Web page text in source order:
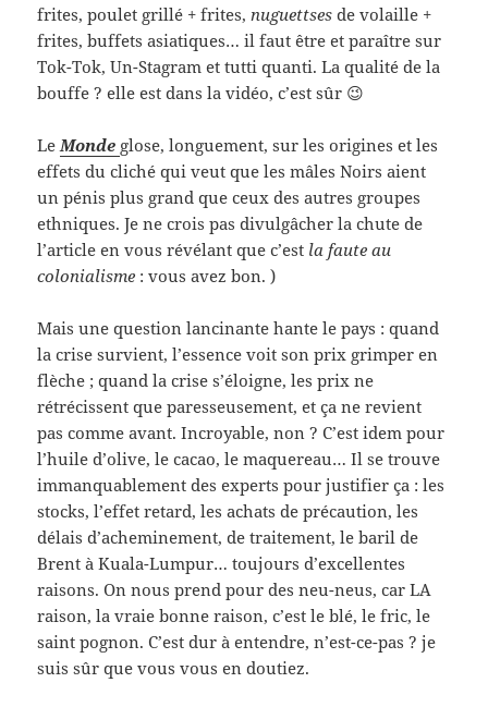
frites, poulet grillé + frites, nuguettsesde volaille +
frites, buffets asiatiques… il faut être et paraître sur
Tok-Tok, Un-Stagram et tutti quanti. La qualité de la
bouffe ? elle est dans la vidéo, c’est sûr 😉
Le Monde glose, longuement, sur les origines et les
effets du cliché qui veut que les mâles Noirs aient
un pénis plus grand que ceux des autres groupes
ethniques. Je ne crois pas divulgâcher la chute de
l’article en vous révélant que c’est la faute au
colonialisme : vous avez bon. )
Mais une question lancinante hante le pays : quand
la crise survient, l’essence voit son prix grimper en
flèche ; quand la crise s’éloigne, les prix ne
rétrécissent que paresseusement, et ça ne revient
pas comme avant. Incroyable, non ? C’est idem pour
l’huile d’olive, le cacao, le maquereau… Il se trouve
immanquablement des experts pour justifier ça : les
stocks, l’effet retard, les achats de précaution, les
délais d’acheminement, de traitement, le baril de
Brent à Kuala-Lumpur… toujours d’excellentes
raisons. On nous prend pour des neu-neus, car LA
raison, la vraie bonne raison, c’est le blé, le fric, le
saint pognon. C’est dur à entendre, n’est-ce-pas ? je
suis sûr que vous vous en doutiez.